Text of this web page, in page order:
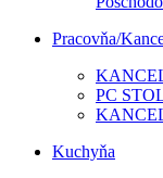
Pracovňa/
PC
Kuchyňa